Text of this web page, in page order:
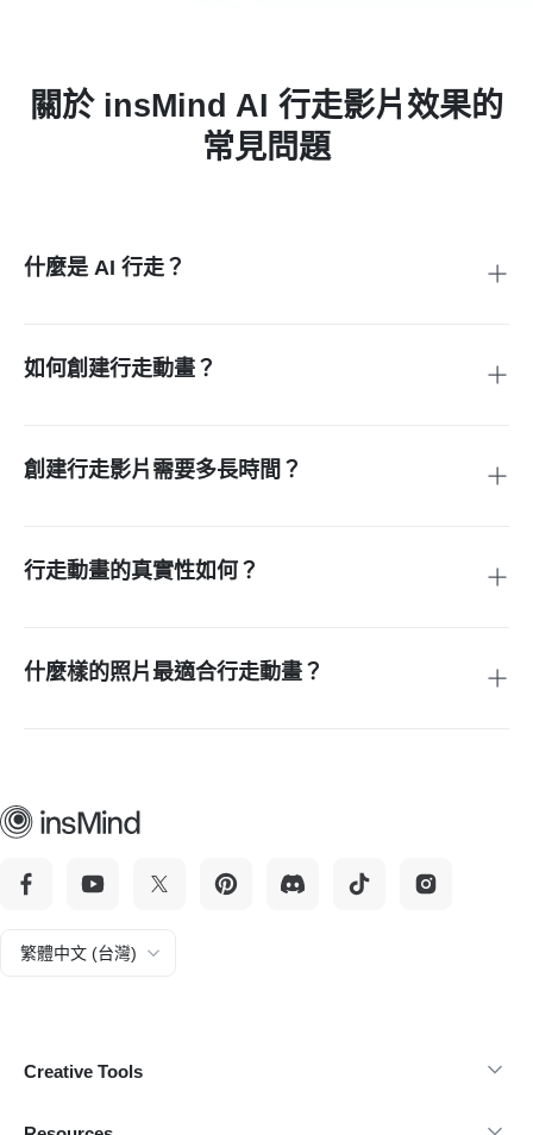
關於 insMind AI 行走影片效果的
常見問題
什麼是 AI 行走？
如何創建行走動畫？
創建行走影片需要多長時間？
行走動畫的真實性如何？
什麼樣的照片最適合行走動畫？
繁體中文 (台灣)
Creative Tools